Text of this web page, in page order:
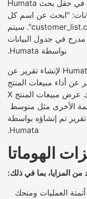
على سبيل المثال، يمكنك إدخال ما يلي في حقل بحث Humata
"ابحث عن اسم كل
عميل في جدول البيانات المسمى "customer_list.csv". سيتم
في جدول البيانات
بواسطة Humata.
يمكنك إدخال ما يلي في مربع بحث Humata لإنشاء تقرير عن
عن أداء مبيعات المنتج
المسمى 'product_x'". سيتم بعد ذلك عرض مبيعات المنتج X
الأخرى مثل متوسط
تم إنشاؤه بواسطة
Humata.
الهوماتا
من المزايا، بما في ذلك:
العمليات ومنحك